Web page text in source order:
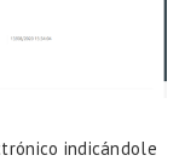
indicándole